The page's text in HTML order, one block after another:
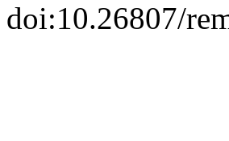
doi:10.26807/